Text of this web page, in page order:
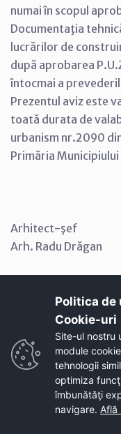
numai în scopul
Documentaţia
lucrărilor de
după aprobarea
întocmai a
Prezentul aviz este
toată durata de
urbanism nr.2090
Primăria
Arhitect-şef
Arh. Radu Drăgan
LF/LF/2EX. PMA –A6
Politica de
Cookie-uri‎
Site-ul nostru
module
tehnologii
optimiza
îmbunătăţi
navigare. Află